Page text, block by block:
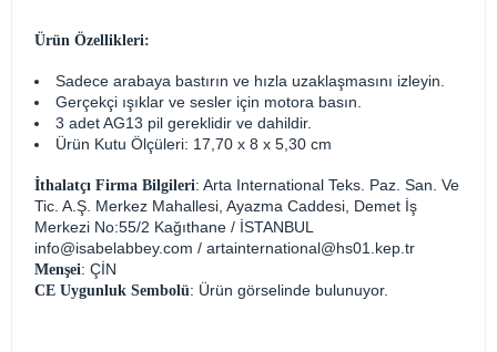
Ürün Özellikleri:
Sadece arabaya bastırın ve hızla uzaklaşmasını izleyin.
Gerçekçi ışıklar ve sesler için motora basın.
3 adet AG13 pil gereklidir ve dahildir.
Ürün Kutu Ölçüleri: 17,70 x 8 x 5,30 cm
İthalatçı Firma Bilgileri: Arta International Teks. Paz. San. Ve
Tic. A.Ş. Merkez Mahallesi, Ayazma Caddesi, Demet İş
Merkezi No:55/2 Kağıthane / İSTANBUL
info@isabelabbey.com / artainternational@hs01.kep.tr
Menşei: ÇİN
CE Uygunluk Sembolü: Ürün görselinde bulunuyor.